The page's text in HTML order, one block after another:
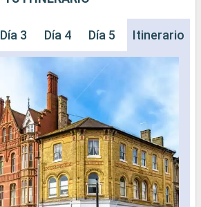
Día 3 Día 4 Día 5 Itinerario